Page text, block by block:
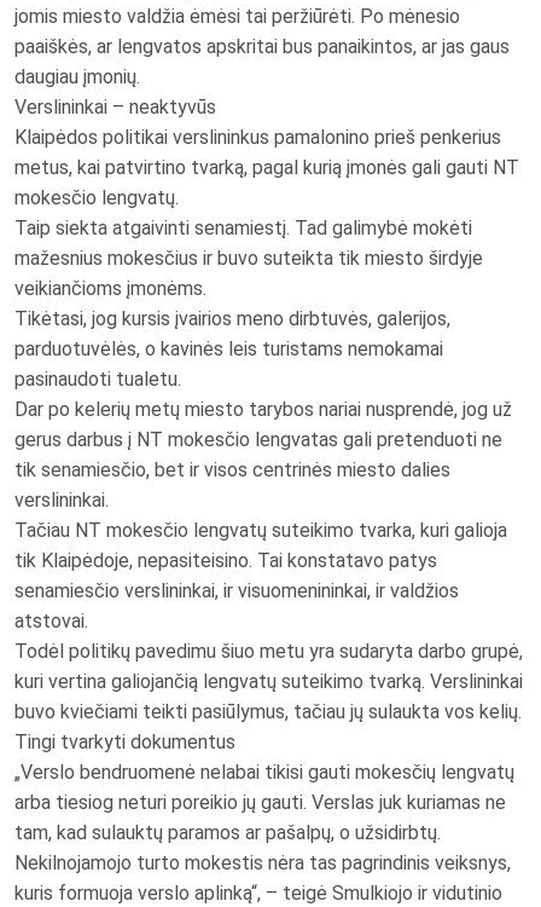
jomis miesto valdžia ėmėsi tai peržiūrėti. Po mėnesio
paaiškės, ar lengvatos apskritai bus panaikintos, ar jas gaus
daugiau įmonių.
Verslininkai – neaktyvūs
Klaipėdos politikai verslininkus pamalonino prieš penkerius
metus, kai patvirtino tvarką, pagal kurią įmonės gali gauti NT
mokesčio lengvatų.
Taip siekta atgaivinti senamiestį. Tad galimybė mokėti
mažesnius mokesčius ir buvo suteikta tik miesto širdyje
veikiančioms įmonėms.
Tikėtasi, jog kursis įvairios meno dirbtuvės, galerijos,
parduotuvėlės, o kavinės leis turistams nemokamai
pasinaudoti tualetu.
Dar po kelerių metų miesto tarybos nariai nusprendė, jog už
gerus darbus į NT mokesčio lengvatas gali pretenduoti ne
tik senamiesčio, bet ir visos centrinės miesto dalies
verslininkai.
Tačiau NT mokesčio lengvatų suteikimo tvarka, kuri galioja
tik Klaipėdoje, nepasiteisino. Tai konstatavo patys
senamiesčio verslininkai, ir visuomenininkai, ir valdžios
atstovai.
Todėl politikų pavedimu šiuo metu yra sudaryta darbo grupė,
kuri vertina galiojančią lengvatų suteikimo tvarką. Verslininkai
buvo kviečiami teikti pasiūlymus, tačiau jų sulaukta vos kelių.
Tingi tvarkyti dokumentus
„Verslo bendruomenė nelabai tikisi gauti mokesčių lengvatų
arba tiesiog neturi poreikio jų gauti. Verslas juk kuriamas ne
tam, kad sulauktų paramos ar pašalpų, o užsidirbtų.
Nekilnojamojo turto mokestis nėra tas pagrindinis veiksnys,
kuris formuoja verslo aplinką“, – teigė Smulkiojo ir vidutinio